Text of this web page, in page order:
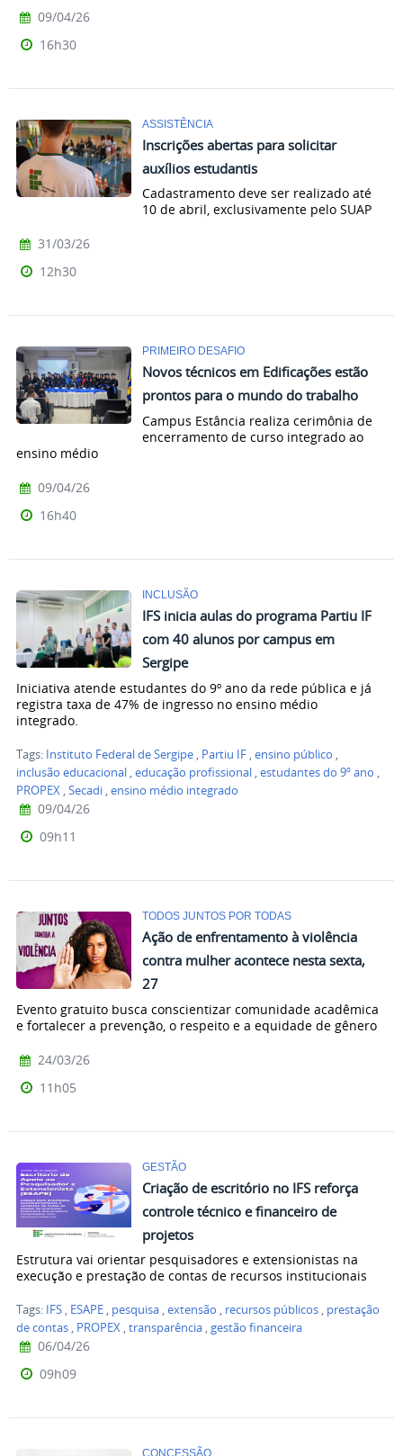
09/04/26
16h30
ASSISTÊNCIA
Inscrições abertas para solicitar
auxílios estudantis
Cadastramento deve ser realizado até
10 de abril, exclusivamente pelo SUAP
31/03/26
12h30
PRIMEIRO DESAFIO
Novos técnicos em Edificações estão
prontos para o mundo do trabalho
Campus Estância realiza cerimônia de
encerramento de curso integrado ao
ensino médio
09/04/26
16h40
INCLUSÃO
IFS inicia aulas do programa Partiu IF
com 40 alunos por campus em
Sergipe
Iniciativa atende estudantes do 9º ano da rede pública e já
registra taxa de 47% de ingresso no ensino médio
integrado.
Tags: Instituto Federal de Sergipe , Partiu IF ,ensino público ,
inclusão educacional ,educação profissional ,estudantes do 9º ano ,
PROPEX ,Secadi ,ensino médio integrado
09/04/26
09h11
TODOS JUNTOS POR TODAS
Ação de enfrentamento à violência
contra mulher acontece nesta sexta,
27
Evento gratuito busca conscientizar comunidade acadêmica
e fortalecer a prevenção, o respeito e a equidade de gênero
24/03/26
11h05
GESTÃO
Criação de escritório no IFS reforça
controle técnico e financeiro de
projetos
Estrutura vai orientar pesquisadores e extensionistas na
execução e prestação de contas de recursos institucionais
Tags: IFS , ESAPE , pesquisa ,extensão , recursos públicos , prestação
de contas , PROPEX ,transparência , gestão financeira
06/04/26
09h09
CONCESSÃO